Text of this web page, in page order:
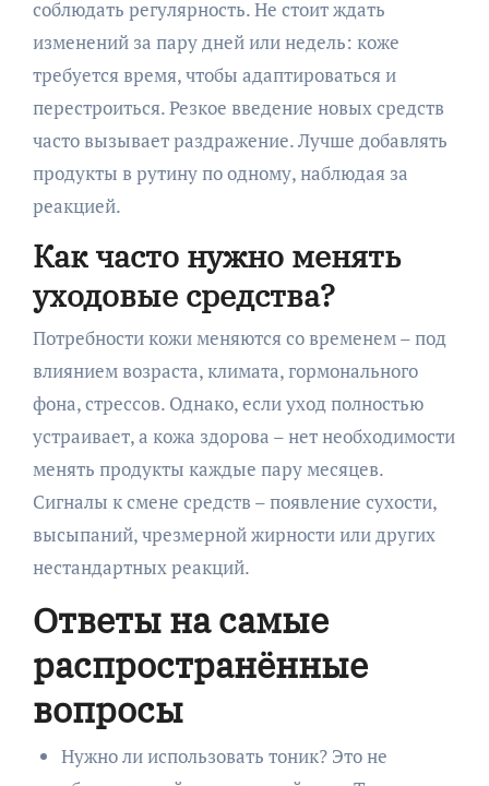
соблюдать регулярность. Не стоит ждать
изменений за пару дней или недель: коже
требуется время, чтобы адаптироваться и
перестроиться. Резкое введение новых средств
часто вызывает раздражение. Лучше добавлять
продукты в рутину по одному, наблюдая за
реакцией.
Как часто нужно менять
уходовые средства?
Потребности кожи меняются со временем – под
влиянием возраста, климата, гормонального
фона, стрессов. Однако, если уход полностью
устраивает, а кожа здорова – нет необходимости
менять продукты каждые пару месяцев.
Сигналы к смене средств – появление сухости,
высыпаний, чрезмерной жирности или других
нестандартных реакций.
Ответы на самые
распространённые
вопросы
Нужно ли использовать тоник? Это не